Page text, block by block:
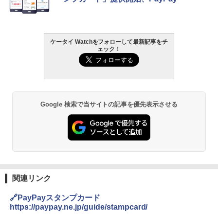
ケータイ Watchをフォローして最新記事をチ
ェック！
Google 検索で当サイトの記事を優先表示させる
関連リンク
🔗PayPayスタンプカード
https://paypay.ne.jp/guide/stampcard/